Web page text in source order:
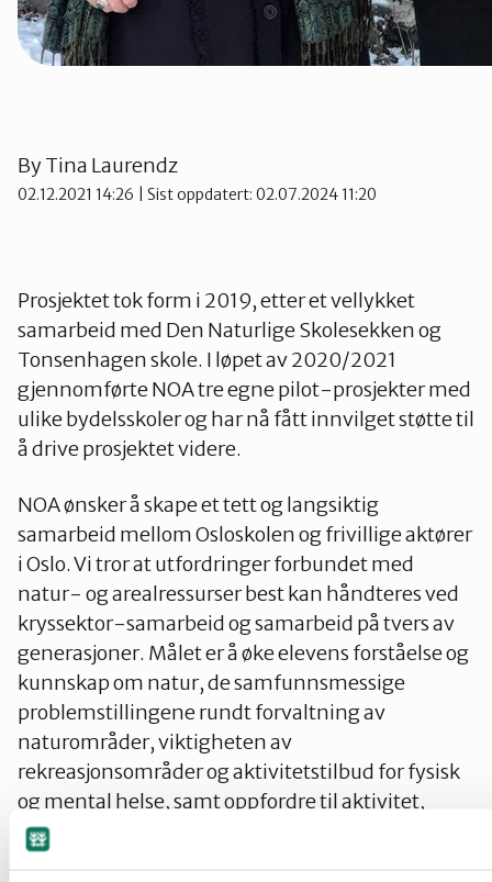
Vestby-Frogn
ByTina Laurendz
02.12.2021 14:26 | Sist oppdatert: 02.07.2024 11:20
Prosjektet tok form i 2019, etter et vellykket
samarbeid med Den Naturlige Skolesekken og
Tonsenhagen skole. I løpet av 2020/2021
gjennomførte NOA tre egne pilot-prosjekter med
ulike bydelsskoler og har nå fått innvilget støtte til
å drive prosjektet videre.
NOA ønsker å skape et tett og langsiktig
samarbeid mellom Osloskolen og frivillige aktører
i Oslo. Vi tror at utfordringer forbundet med
natur- og arealressurser best kan håndteres ved
kryssektor-samarbeid og samarbeid på tvers av
generasjoner. Målet er å øke elevens forståelse og
kunnskap om natur, de samfunnsmessige
problemstillingene rundt forvaltning av
naturområder, viktigheten av
rekreasjonsområder og aktivitetstilbud for fysisk
og mental helse, samt oppfordre til aktivitet,
engasjement og bærekraftig bruk av
naturressurser.